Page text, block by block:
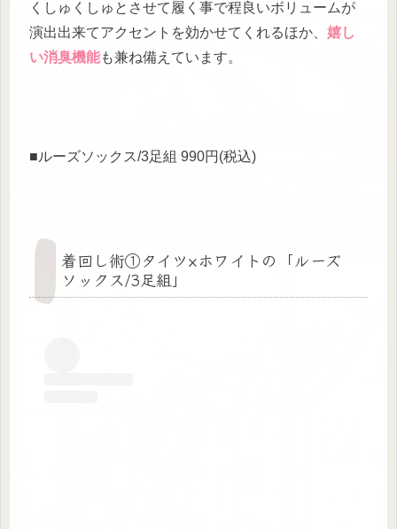
くしゅくしゅとさせて履く事で程良いボリュームが
演出出来てアクセントを効かせてくれるほか、 嬉し
い消臭機能も兼ね備えています。
■ルーズソックス/3足組 990円(税込)
着回し術①タイツ×ホワイトの「ルーズ
ソックス/3足組」